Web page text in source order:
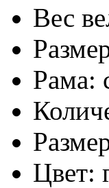
Вес
Рама:
Цвет: